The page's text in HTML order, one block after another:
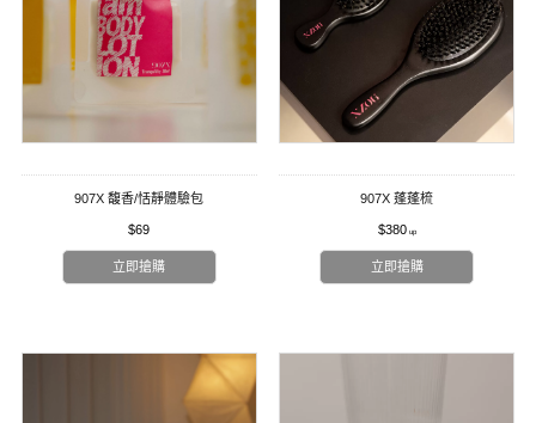
907X 馥香/恬靜體驗包
$69
立即搶購
907X 蓬蓬梳
$380
立即搶購